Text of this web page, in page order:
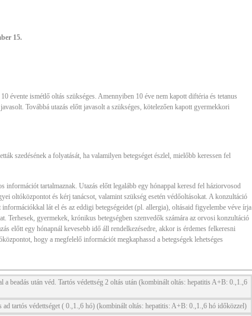
15.
évente ismétlő oltás szükséges. Amennyiben 10 éve nem kapott diftéria és tetanus
Továbbá utazás előtt javasolt a szükséges, kötelezően kapott gyermekkori
szedésének a folyatását, ha valamilyen betegséget észlel, mielőbb keressen fel
információt tartalmaznak. Utazás előtt legalább egy hónappal keresd fel háziorvosod
oltóközpontot és kérj tanácsot, valamint szükség esetén védőoltásokat. A konzultáció
információkkal lát el és az eddigi betegségeidet (pl. allergia), oltásaid figyelembe véve írja
Terhesek, gyermekek, krónikus betegségben szenvedők számára az orvosi konzultáció
előtt egy hónapnál kevesebb idő áll rendelkezésedre, akkor is érdemes felkeresni
hogy a megfelelő információt megkaphassd a betegségek lehetséges
a beadás után véd. Tartós védettség 2 oltás után (kombinált oltás: hepatitis A+B: 0.,1.,6
ad tartós védettséget ( 0.,1.,6 hó) (kombinált oltás: hepatitis: A+B: 0.,1.,6 hó időközzel)